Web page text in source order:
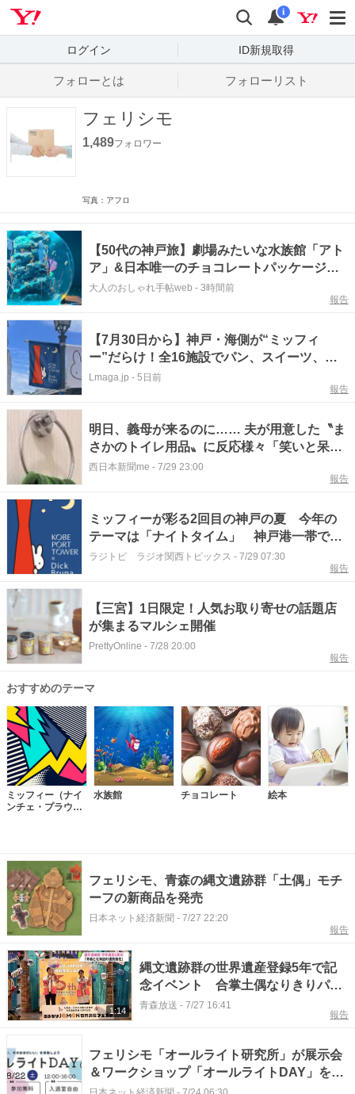
検索
通知
i
ログイン ID新規取得
フォローとは フォローリスト
フェリシモ
1,489フォロワー
写真：アフロ
【50代の神戸旅】劇場みたいな水族館「アト
ア」&日本唯一のチョコレートパッケージ専
門ミュージアム
大人のおしゃれ手帖web - 3時間前
報告
【7月30日から】神戸・海側が“ミッフィ
ー”だらけ！全16施設でパン、スイーツ、ナ
イトマーケットも
Lmaga.jp - 5日前
報告
明日、義母が来るのに…… 夫が用意した〝ま
さかのトイレ用品〟に反応様々「笑いと呆れ
が半々……」
西日本新聞me - 7/29 23:00
報告
ミッフィーが彩る2回目の神戸の夏 今年の
テーマは「ナイトタイム」 神戸港一帯で多
彩なイベント
ラジトピ ラジオ関西トピックス - 7/29 07:30
報告
【三宮】1日限定！人気お取り寄せの話題店
が集まるマルシェ開催
PrettyOnline - 7/28 20:00
報告
おすすめのテーマ
ミッフィー（ナイ
ンチェ・プラウ
水族館 チョコレート 絵本
フェリシモ、青森の縄文遺跡群「土偶」モチ
ーフの新商品を発売
日本ネット経済新聞 - 7/27 22:20
報告
1:14
縄文遺跡群の世界遺産登録5年で記
念イベント 合掌土偶なりきりパー
カーなど新商品も発表 青森市
青森放送 - 7/27 16:41
報告
フェリシモ「オールライト研究所」が展示会
＆ワークショップ「オールライトDAY」を大
阪で8月開催